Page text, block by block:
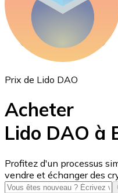
ETH
USD Coin
USDC
Prix de Lido DAO
Acheter
Lido DAO à
Profitez d'un processus
vendre et échanger des